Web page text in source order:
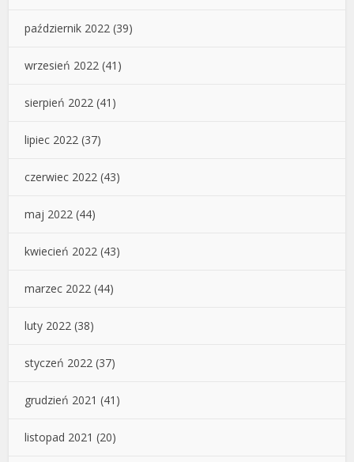
październik 2022 (39)
wrzesień 2022 (41)
sierpień 2022 (41)
lipiec 2022 (37)
czerwiec 2022 (43)
maj 2022 (44)
kwiecień 2022 (43)
marzec 2022 (44)
luty 2022 (38)
styczeń 2022 (37)
grudzień 2021 (41)
listopad 2021 (20)